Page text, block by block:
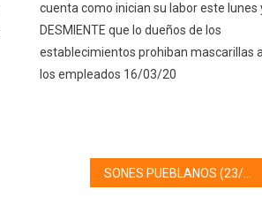
cuenta como inician su labor este lunes
DESMIENTE que lo dueños de los
establecimientos prohiban mascarillas
los empleados 16/03/20